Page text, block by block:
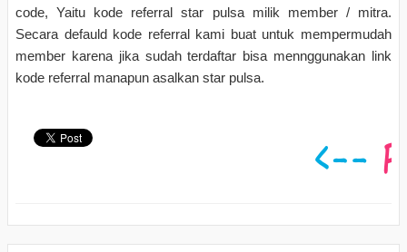
code, Yaitu kode referral star pulsa milik member / mitra.
Secara defauld kode referral kami buat untuk mempermudah
member karena jika sudah terdaftar bisa mennggunakan link
kode referral manapun asalkan star pulsa.